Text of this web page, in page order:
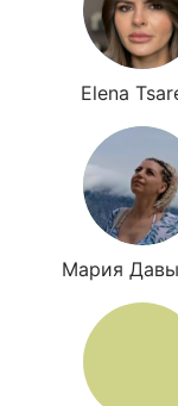
Elena
Мария